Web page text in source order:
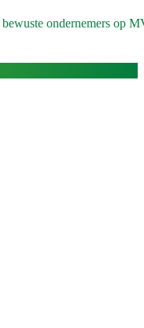
ondernemers op